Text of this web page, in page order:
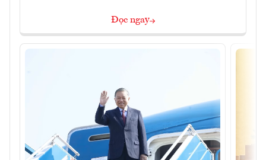
Đọc ngay